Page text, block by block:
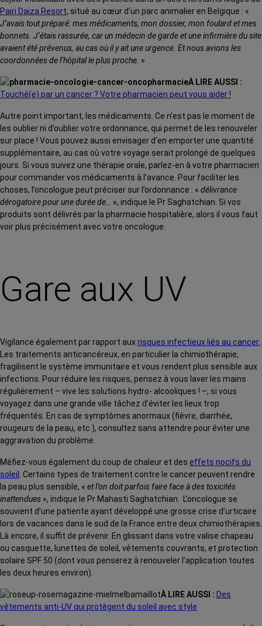
Pairi Daiza Resort, situé au cœur d’un parc animalier en Belgique : «
J’avais tout préparé: mes médicaments, mon dossier, mon foulard et mes
bonnets. J’étais rassurée, car un médecin de garde et une infirmière du site
avaient été prévenus, au cas où il y ait une urgence. Et nous avions les
coordonnées de l’hôpital le plus proche. »
À LIRE AUSSI :
Touché(e) par un cancer ? Votre pharmacien peut vous aider !
Autre point important, les médicaments. Ce n’est pas le moment de
les oublier ni d’oublier votre ordonnance, qui permet de les renouveler
sur place ! Vous pouvez aussi envisager d’en emporter une quantité
supplémentaire, au cas où votre voyage serait prolongé de quelques
jours. Si vous suivez une thérapie orale, parlez-en à votre pharmacien
pour commander vos médicaments à l’avance. Pour faciliter les
choses, l’oncologue peut préciser sur l’ordonnance : « délivrance
dérogatoire pour une durée de… », indique le Pr Saghatchian. Si vos
produits sont délivrés par la pharmacie hospitalière, alors il vous faut
voir plus précisément avec votre oncologue.
Gare aux UV
Vigilance également par rapport auxrisques infectieux liés au cancer.
Les traitements anticancéreux, en particulier la chimiothérapie,
fragilisent le système immunitaire et vous rendent plus sensible aux
infections. Pour réduire les risques, pensez à vous laver les mains
régulièrement – vive les solutions hydro- alcooliques ! –, si vous
voyagez dans une grande ville tâchez d’éviter les lieux trop
fréquentés. En cas de symptômes anormaux (fièvre, diarrhée,
rougeurs de la peau, etc.), consultez sans attendre pour éviter une
aggravation du problème.
Méfiez-vous également du coup de chaleur et des effets nocifs du
soleil
. Certains types de traitement contre le cancer peuvent rendre
la peau plus sensible, « et l’on doit parfois faire face à des toxicités
inattendues », indique le Pr Mahasti Saghatchian. L’oncologue se
souvient d’une patiente ayant développé une grosse crise d’urticaire
lors de vacances dans le sud de la France entre deux chimiothérapies.
Là encore, il suffit de prévenir. En glissant dans votre valise chapeau
ou casquette, lunettes de soleil, vêtements couvrants, et protection
solaire SPF 50 (dont vous penserez à renouveler l’application toutes
les deux heures environ).
À LIRE AUSSI : Des
vêtements anti-UV qui protègent du soleil avec style